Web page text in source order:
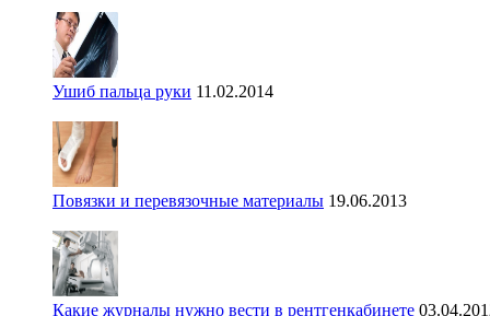
Ушиб пальца руки 11.02.2014
Повязки и перевязочные материалы 19.06.2013
Какие журналы нужно вести в рентгенкабинете